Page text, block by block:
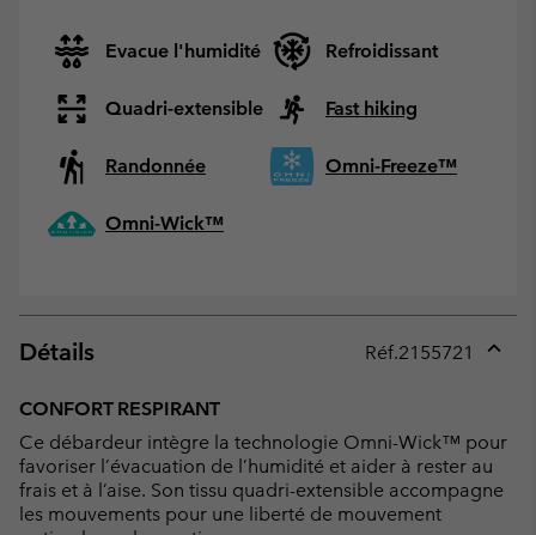
Evacue l'humidité Refroidissant
Quadri-extensible Fast hiking
Randonnée Omni-Freeze™
Omni-Wick™
Détails Réf.2155721
CONFORT RESPIRANT
Ce débardeur intègre la technologie Omni-Wick™ pour
favoriser l’évacuation de l’humidité et aider à rester au
frais et à l’aise. Son tissu quadri-extensible accompagne
les mouvements pour une liberté de mouvement